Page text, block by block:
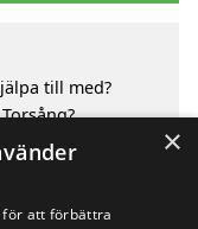
till med?
omgivande
×
för att förbättra